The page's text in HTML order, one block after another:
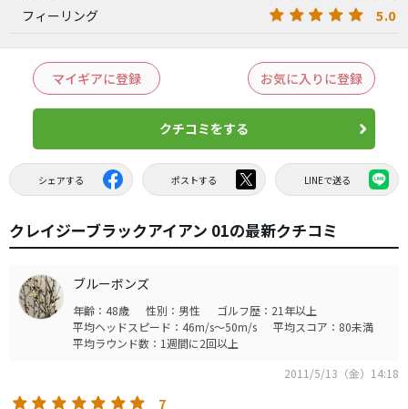
フィーリング 5.0
マイギアに登録 お気に入りに登録
クチコミをする
シェアする ポストする LINEで送る
クレイジーブラックアイアン 01の最新クチコミ
ブルーボンズ
年齢：48歳 性別：男性
ゴルフ歴：21年以上
平均ヘッドスピード：46m/s～50m/s
平均スコア：80未満
平均ラウンド数：1週間に2回以上
2011/5/13（金）14:18
7